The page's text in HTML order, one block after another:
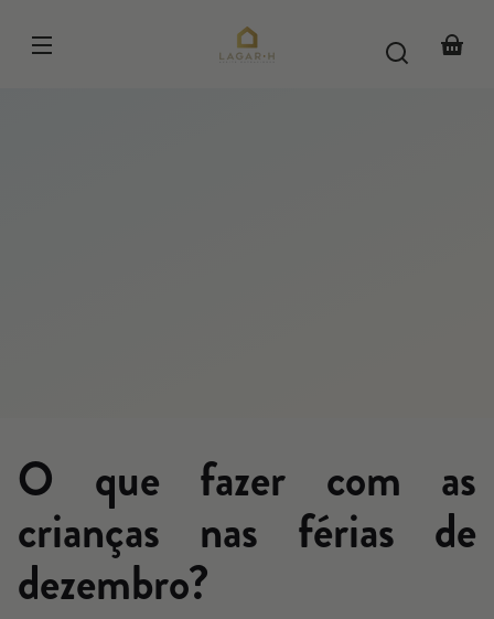
conteúdo
O que fazer com as
crianças nas férias de
dezembro?